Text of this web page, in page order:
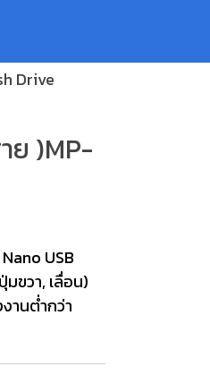
Drive
ย )MP-
USB
ขวา, เลื่อน)
านต่ำกว่า